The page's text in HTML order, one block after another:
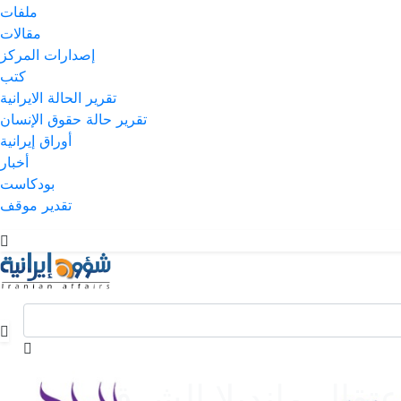
ملفات
مقالات
إصدارات المركز
كتب
تقرير الحالة الايرانية
تقرير حالة حقوق الإنسان
أوراق إيرانية
أخبار
بودكاست
تقدير موقف